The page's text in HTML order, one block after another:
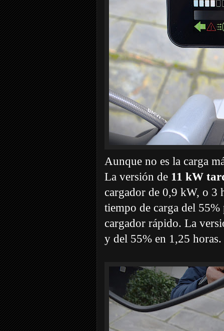
Aunque no es la carga
La versión de 11 kW
cargador de 0,9 kW, o 3
tiempo de carga del 55%
cargador rápido. La
y del 55% en 1,25 horas.